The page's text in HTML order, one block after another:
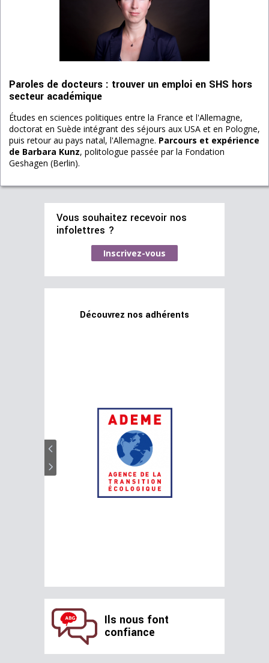
Paroles de docteurs : trouver un emploi en SHS hors
secteur académique
Études en sciences politiques entre la France et l'Allemagne,
doctorat en Suède intégrant des séjours aux USA et en Pologne,
puis retour au pays natal, l'Allemagne. Parcours et expérience
de Barbara Kunz, politologue passée par la Fondation
Geshagen (Berlin).
Vous souhaitez recevoir nos
infolettres ?
Inscrivez-vous
Découvrez nos adhérents
Ils nous font
confiance